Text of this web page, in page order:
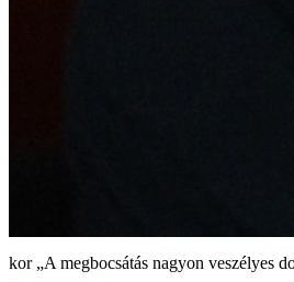
„A megbocsátás nagyon veszélyes